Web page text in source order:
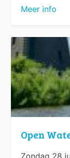
Meer info
Open
Zondag 28